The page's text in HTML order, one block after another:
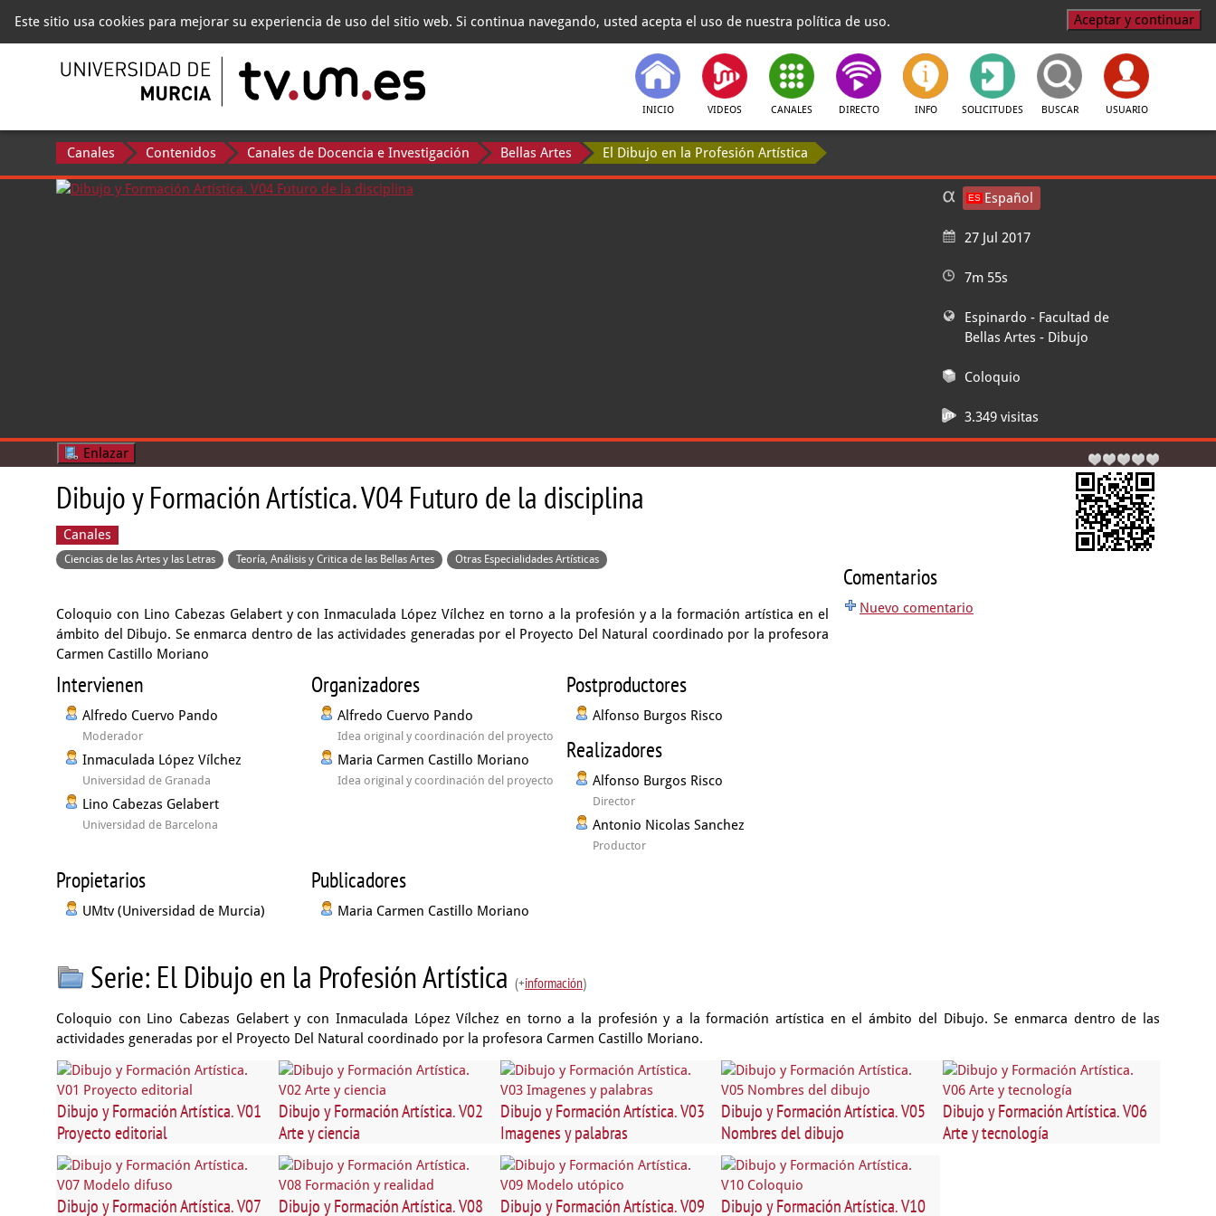
Este sitio usa cookies para mejorar su experiencia de uso del sitio web. Si continua navegando, usted acepta el uso de nuestra política de uso. Aceptar y continuar
INICIO VIDEOS CANALES DIRECTO INFO SOLICITUDES BUSCAR USUARIO
Canales Contenidos Canales de Docencia e Investigación Bellas Artes El Dibujo en la Profesión Artística
Español
27 Jul 2017
7m 55s
Espinardo - Facultad de
Bellas Artes - Dibujo
Coloquio
3.349 visitas
Enlazar
Dibujo y Formación Artística. V04 Futuro de la disciplina
Canales
Ciencias de las Artes y las Letras Teoría, Análisis y Critica de las Bellas Artes Otras Especialidades Artísticas
Coloquio con Lino Cabezas Gelabert y con Inmaculada López Vílchez en torno a la profesión y a la formación artística en el
ámbito del Dibujo. Se enmarca dentro de las actividades generadas por el Proyecto Del Natural coordinado por la profesora
Carmen Castillo Moriano
Intervienen
Alfredo Cuervo Pando
Moderador
Inmaculada López Vílchez
Universidad de Granada
Lino Cabezas Gelabert
Universidad de Barcelona
Organizadores
Alfredo Cuervo Pando
Idea original y coordinación del proyecto
Maria Carmen Castillo Moriano
Idea original y coordinación del proyecto
Postproductores
Alfonso Burgos Risco
Realizadores
Alfonso Burgos Risco
Director
Antonio Nicolas Sanchez
Productor
Propietarios
UMtv (Universidad de Murcia)
Publicadores
Maria Carmen Castillo Moriano
Comentarios
Nuevo comentario
Serie: El Dibujo en la Profesión Artística (+información)
Coloquio con Lino Cabezas Gelabert y con Inmaculada López Vílchez en torno a la profesión y a la formación artística en el ámbito del Dibujo. Se enmarca dentro de las
actividades generadas por el Proyecto Del Natural coordinado por la profesora Carmen Castillo Moriano.
Dibujo y Formación Artística. V01
Proyecto editorial
Dibujo y Formación Artística. V02
Arte y ciencia
Dibujo y Formación Artística. V03
Imagenes y palabras
Dibujo y Formación Artística. V05
Nombres del dibujo
Dibujo y Formación Artística. V06
Arte y tecnología
Dibujo y Formación Artística. V07 Dibujo y Formación Artística. V08 Dibujo y Formación Artística. V09 Dibujo y Formación Artística. V10